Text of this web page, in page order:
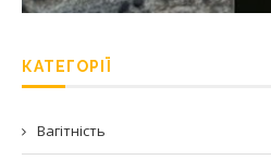
КАТЕГОРІЇ
Вагітність